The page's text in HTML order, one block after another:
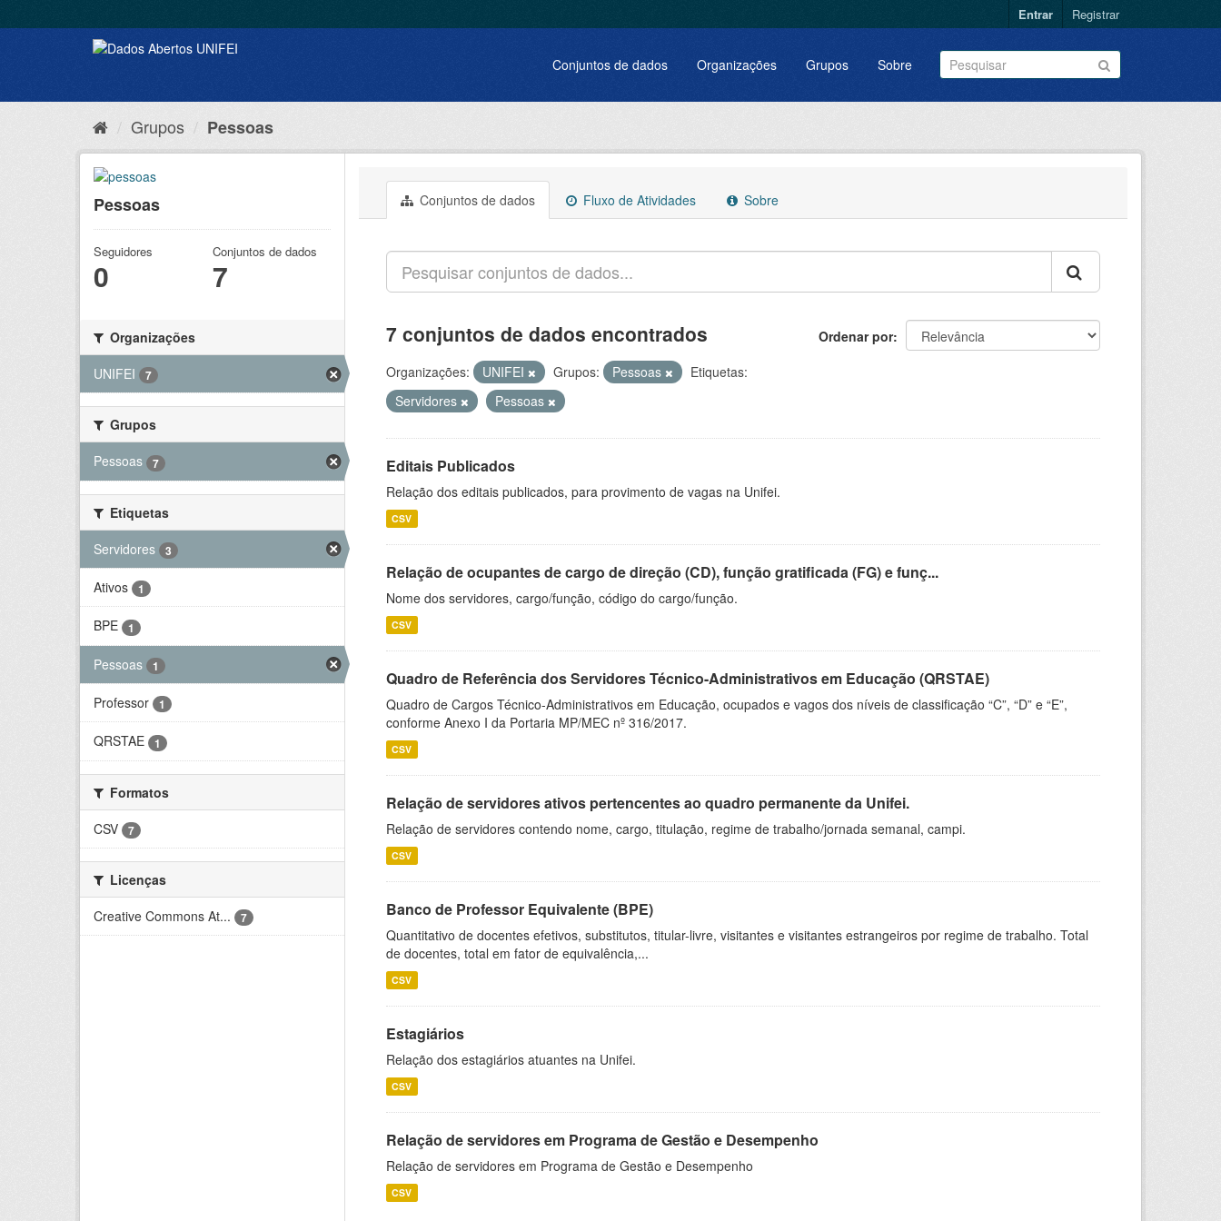
Entrar Registrar
Conjuntos de dados Organizações Grupos Sobre
Grupos Pessoas
Pessoas
Seguidores
0
Conjuntos de dados
7
Organizações
UNIFEI
7
Grupos
Pessoas
7
Etiquetas
Servidores
3
Ativos 1
BPE 1
Pessoas 1
Professor 1
QRSTAE 1
Formatos
CSV
7
Licenças
Creative Commons At...
7
Conjuntos de dados Fluxo de Atividades Sobre
Ordenar por
7 conjuntos de dados encontrados
Organizações: UNIFEI Grupos: Pessoas
Etiquetas:
Servidores
Pessoas
Editais Publicados
Relação dos editais publicados, para provimento de vagas na Unifei.
CSV
Relação de ocupantes de cargo de direção (CD), função gratificada (FG) e funç...
Nome dos servidores, cargo/função, código do cargo/função.
CSV
Quadro de Referência dos Servidores Técnico-Administrativos em Educação (QRSTAE)
Quadro de Cargos Técnico-Administrativos em Educação, ocupados e vagos dos níveis de classificação “C”, “D” e “E”,
conforme Anexo I da Portaria MP/MEC nº 316/2017.
CSV
Relação de servidores ativos pertencentes ao quadro permanente da Unifei.
Relação de servidores contendo nome, cargo, titulação, regime de trabalho/jornada semanal, campi.
CSV
Banco de Professor Equivalente (BPE)
Quantitativo de docentes efetivos, substitutos, titular-livre, visitantes e visitantes estrangeiros por regime de trabalho. Total
de docentes, total em fator de equivalência,...
CSV
Estagiários
Relação dos estagiários atuantes na Unifei.
CSV
Relação de servidores em Programa de Gestão e Desempenho
Relação de servidores em Programa de Gestão e Desempenho
CSV